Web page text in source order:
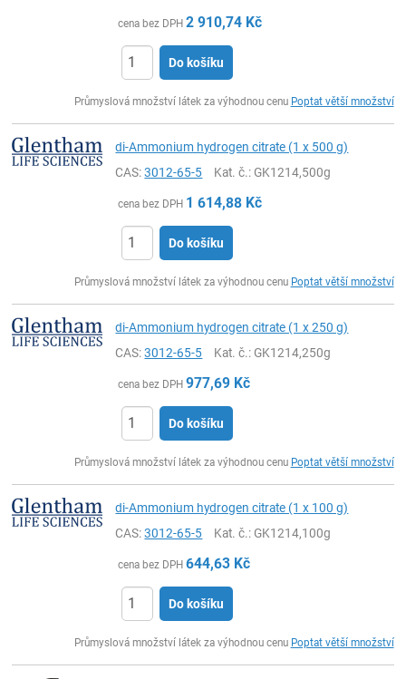
cena bez DPH 2 910,74 Kč
Do košíku
Průmyslová množství látek za výhodnou cenu Poptat větší množství
di-Ammonium hydrogen citrate (1 x 500 g)
CAS:3012-65-5 Kat. č.: GK1214,500g
cena bez DPH 1 614,88 Kč
Do košíku
Průmyslová množství látek za výhodnou cenu Poptat větší množství
di-Ammonium hydrogen citrate (1 x 250 g)
CAS:3012-65-5 Kat. č.: GK1214,250g
cena bez DPH 977,69 Kč
Do košíku
Průmyslová množství látek za výhodnou cenu Poptat větší množství
di-Ammonium hydrogen citrate (1 x 100 g)
CAS:3012-65-5 Kat. č.: GK1214,100g
cena bez DPH 644,63 Kč
Do košíku
Průmyslová množství látek za výhodnou cenu Poptat větší množství